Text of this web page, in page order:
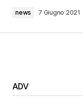
news 7 Giugno 2021
ADV